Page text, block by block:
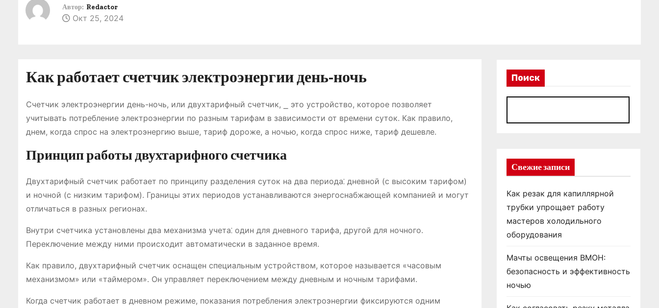
Автор: Redactor
Окт 25, 2024
Как работает счетчик электроэнергии день-ночь
Счетчик электроэнергии день-ночь, или двухтарифный счетчик, ⎯ это устройство, которое позволяет
учитывать потребление электроэнергии по разным тарифам в зависимости от времени суток. Как правило,
днем, когда спрос на электроэнергию выше, тариф дороже, а ночью, когда спрос ниже, тариф дешевле.
Принцип работы двухтарифного счетчика
Двухтарифный счетчик работает по принципу разделения суток на два периода⁚ дневной (с высоким тарифом)
и ночной (с низким тарифом). Границы этих периодов устанавливаются энергоснабжающей компанией и могут
отличаться в разных регионах.
Внутри счетчика установлены два механизма учета⁚ один для дневного тарифа, другой для ночного.
Переключение между ними происходит автоматически в заданное время.
Как правило, двухтарифный счетчик оснащен специальным устройством, которое называется «часовым
механизмом» или «таймером». Он управляет переключением между дневным и ночным тарифами.
Когда счетчик работает в дневном режиме, показания потребления электроэнергии фиксируются одним
Поиск
Свежие записи
Как резак для капиллярной
трубки упрощает работу
мастеров холодильного
оборудования
Мачты освещения ВМОН:
безопасность и эффективность
ночью